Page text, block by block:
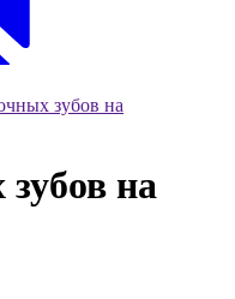
зубов на
на